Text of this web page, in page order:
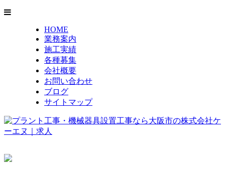
HOME
業務案内
施工実績
各種募集
会社概要
お問い合わせ
ブログ
サイトマップ